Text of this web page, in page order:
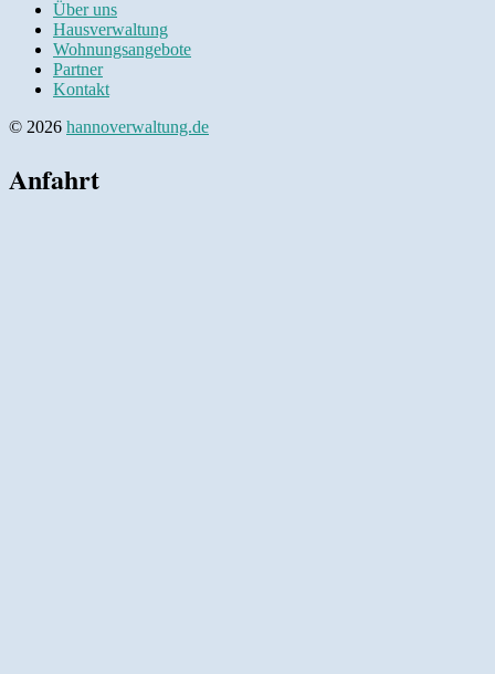
Über uns
Hausverwaltung
Wohnungsangebote
Partner
Kontakt
© 2026 hannoverwaltung.de
Anfahrt